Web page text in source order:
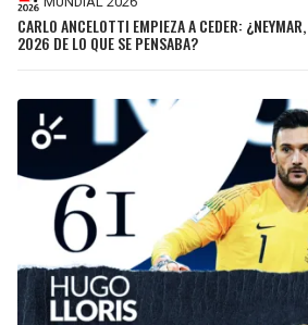
CARLO ANCELOTTI EMPIEZA A CEDER:
2026 DE LO QUE SE PENSABA?